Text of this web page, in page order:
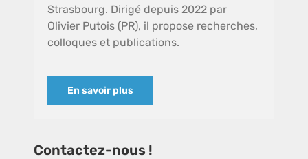
Strasbourg. Dirigé depuis 2022 par
Olivier Putois (PR), il propose recherches,
colloques et publications.
En savoir plus
Contactez-nous !